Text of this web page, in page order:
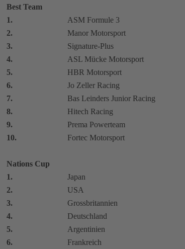
Best Team
1.
ASM Formule 3
2.
Manor Motorsport
3.
Signature-Plus
4.
ASL Mücke Motorsport
5.
HBR Motorsport
6.
Jo Zeller Racing
7.
Bas Leinders Junior Racing
8.
Hitech Racing
9.
Prema Powerteam
10.
Fortec Motorsport
Nations Cup
1.
Japan
2.
USA
3.
Grossbritannien
4.
Deutschland
5.
Argentinien
6.
Frankreich